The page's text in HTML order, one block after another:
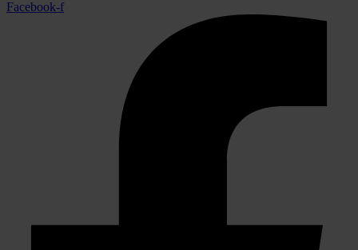
Facebook-f